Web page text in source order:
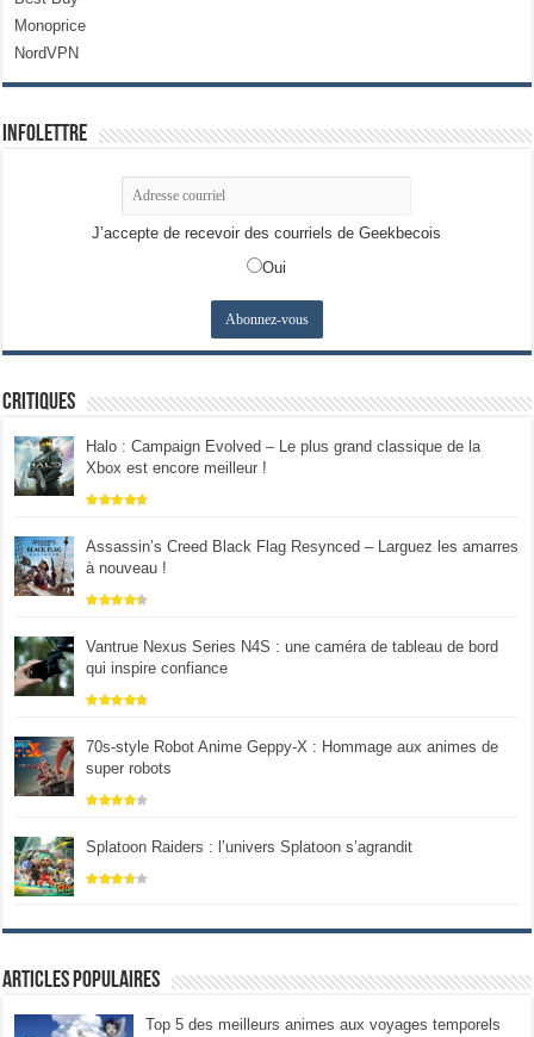
Monoprice
NordVPN
Infolettre
J’accepte de recevoir des courriels de Geekbecois
Oui
Critiques
Halo : Campaign Evolved – Le plus grand classique de la
Xbox est encore meilleur !
Assassin’s Creed Black Flag Resynced – Larguez les amarres
à nouveau !
Vantrue Nexus Series N4S : une caméra de tableau de bord
qui inspire confiance
70s-style Robot Anime Geppy-X : Hommage aux animes de
super robots
Splatoon Raiders : l’univers Splatoon s’agrandit
Articles populaires
Top 5 des meilleurs animes aux voyages temporels